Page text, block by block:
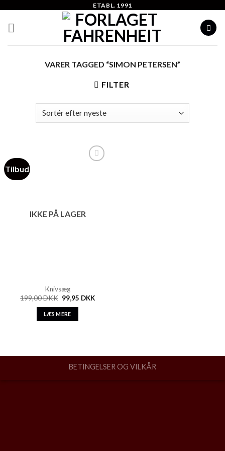
content
ETABL. 1991
VARER TAGGED “SIMON PETERSEN”
FILTER
Tilbud
IKKE PÅ LAGER
Knivsæg
199,00DKK 99,95 DKK
LÆS MERE
BETINGELSER OG VILKÅR